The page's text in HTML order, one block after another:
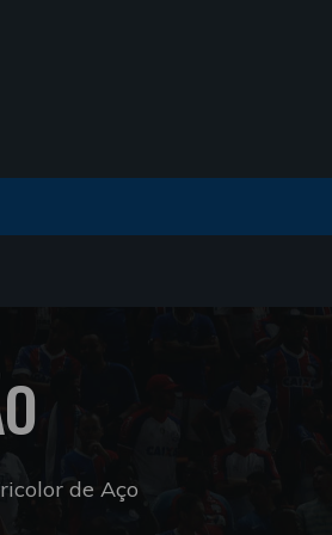
de Aço